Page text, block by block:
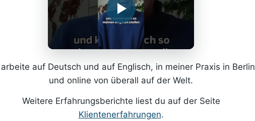
arbeite auf Deutsch und auf Englisch, in meiner Praxis in Berlin
und online von überall auf der Welt.
Weitere Erfahrungsberichte liest du auf der Seite
Klientenerfahrungen.